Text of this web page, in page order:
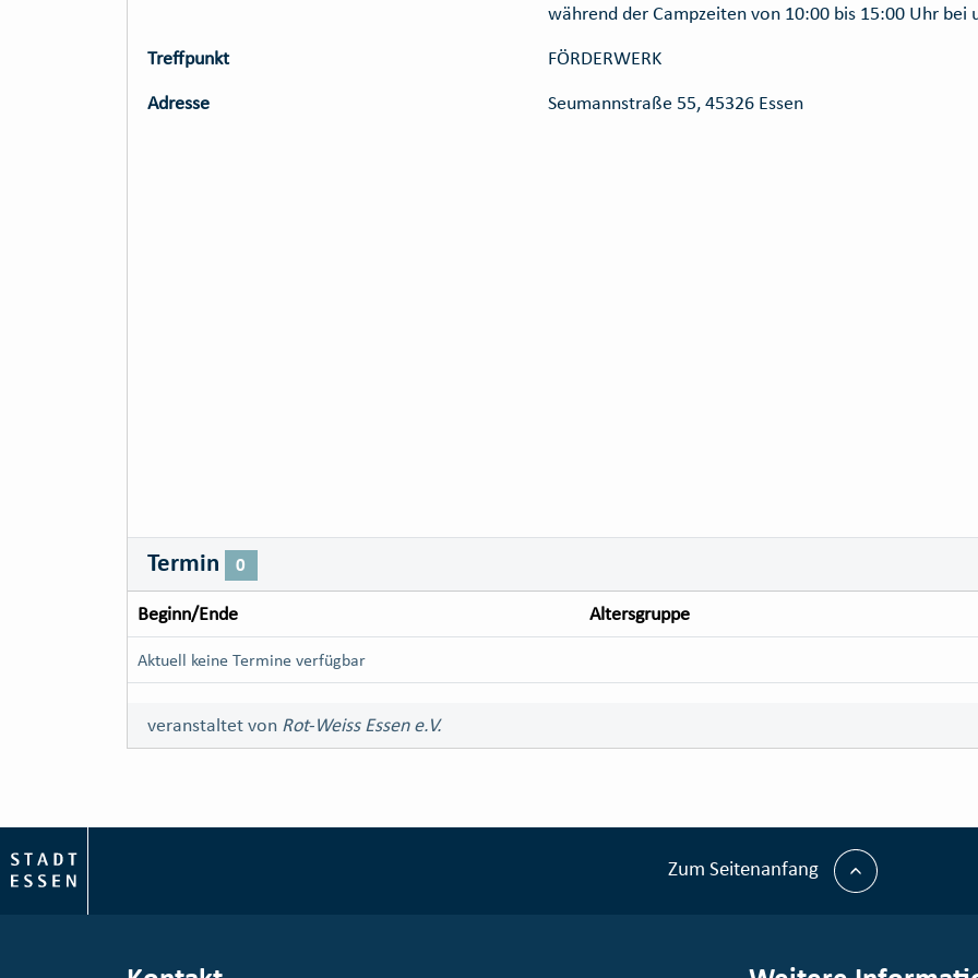
während der Campzeiten von 10:00 bis 15:00 Uhr bei
Treffpunkt
FÖRDERWERK
Adresse
Seumannstraße 55, 45326 Essen
Termin 0
Beginn/Ende Altersgruppe
Aktuell keine Termine verfügbar
veranstaltet von Rot-Weiss Essen e.V.
Zum Seitenanfang